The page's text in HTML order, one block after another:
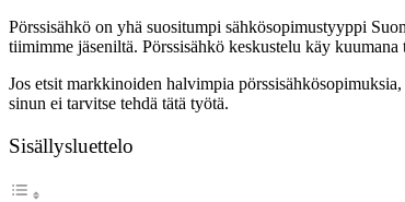
Pörssisähkö on yhä suositumpi sähkösopimustyyppi
tiimimme jäseniltä. Pörssisähkö keskustelu käy
Jos etsit markkinoiden halvimpia
sinun ei tarvitse tehdä tätä työtä.
Sisällysluettelo